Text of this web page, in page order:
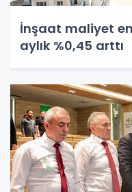
İnşaat maliyet
aylık %0,45 arttı